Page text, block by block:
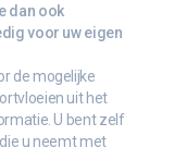
dan ook
voor uw eigen
de mogelijke
uit het
U bent zelf
u neemt met